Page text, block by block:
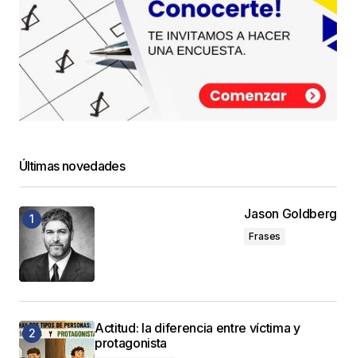
Últimas novedades
Jason Goldberg
Frases
Actitud: la diferencia entre víctima y
protagonista